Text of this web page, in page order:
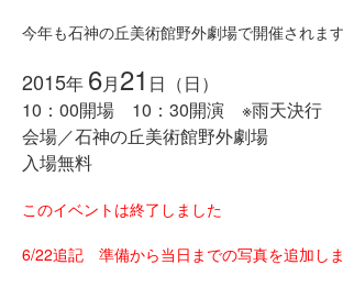
今年も石神の丘美術館野外劇場で開催されます
2015年 6月21 日（日）
10：00開場 10：30開演 ※雨天決行
会場／石神の丘美術館野外劇場
入場無料
このイベントは終了しました
6/22追記 準備から当日までの写真を追加し